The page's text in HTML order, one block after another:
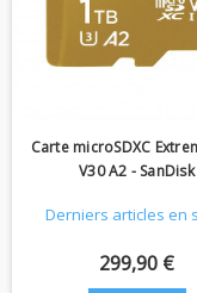
Carte microSDXC
V30 A2 - SanDisk
Derniers articles en
299,90 €